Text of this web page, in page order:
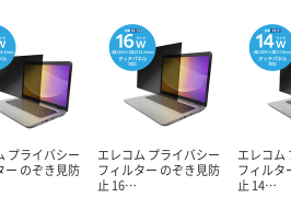
プライバシー
ー のぞき見防
エレコム プライバシー
フィルター のぞき見防
止 16…
エレコム
フィルタ
止 14…